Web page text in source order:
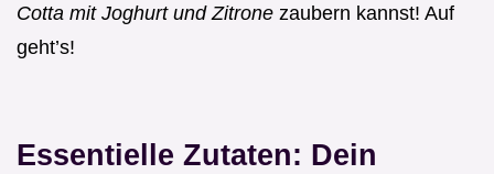
Cotta mit Joghurt und Zitrone zaubern kannst! Auf
geht’s!
Essentielle Zutaten: Dein